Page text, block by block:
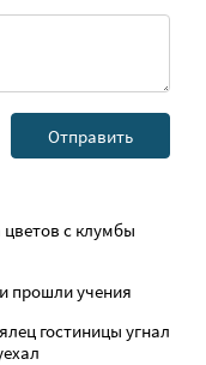
с клумбы
прошли учения
гостиницы угнал